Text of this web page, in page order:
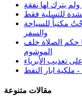
يترك لها نفقة
للتسلية فقط
مكتباً للسياحة
والسفر
حكم الصلاة خلف
الموشوم
مقالات متنوعة